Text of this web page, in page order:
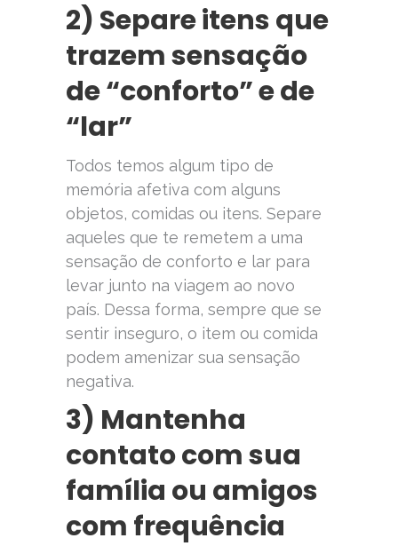
2) Separe itens que
trazem sensação
de “conforto” e de
“lar”
Todos temos algum tipo de
memória afetiva com alguns
objetos, comidas ou itens. Separe
aqueles que te remetem a uma
sensação de conforto e lar para
levar junto na viagem ao novo
país. Dessa forma, sempre que se
sentir inseguro, o item ou comida
podem amenizar sua sensação
negativa.
3) Mantenha
contato com sua
família ou amigos
com frequência